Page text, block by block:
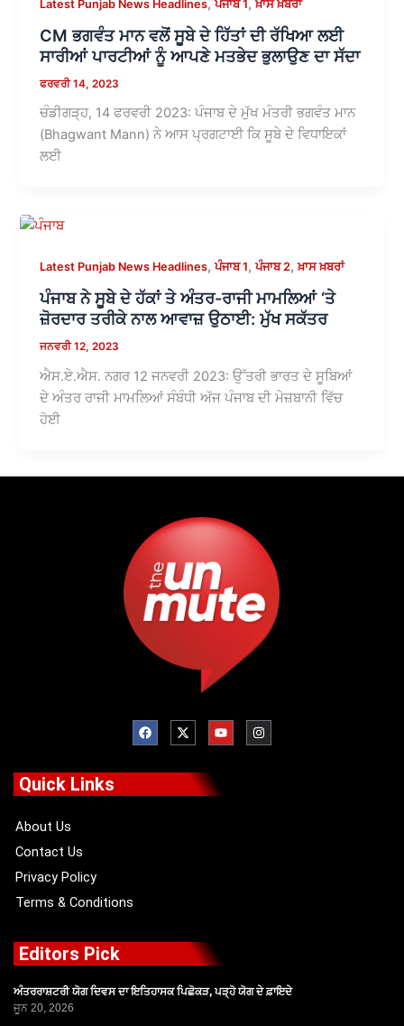
Latest Punjab News Headlines,ਪੰਜਾਬ 1,ਖ਼ਾਸ ਖ਼ਬਰਾਂ
CM ਭਗਵੰਤ ਮਾਨ ਵਲੋਂ ਸੂਬੇ ਦੇ ਹਿੱਤਾਂ ਦੀ ਰੱਖਿਆ ਲਈ
ਸਾਰੀਆਂ ਪਾਰਟੀਆਂ ਨੂੰ ਆਪਣੇ ਮਤਭੇਦ ਭੁਲਾਉਣ ਦਾ ਸੱਦਾ
ਫਰਵਰੀ 14, 2023
ਚੰਡੀਗੜ੍ਹ, 14 ਫਰਵਰੀ 2023: ਪੰਜਾਬ ਦੇ ਮੁੱਖ ਮੰਤਰੀ ਭਗਵੰਤ ਮਾਨ
(Bhagwant Mann) ਨੇ ਆਸ ਪ੍ਰਗਟਾਈ ਕਿ ਸੂਬੇ ਦੇ ਵਿਧਾਇਕਾਂ
ਲਈ
Latest Punjab News Headlines,ਪੰਜਾਬ 1,ਪੰਜਾਬ 2,ਖ਼ਾਸ ਖ਼ਬਰਾਂ
ਪੰਜਾਬ ਨੇ ਸੂਬੇ ਦੇ ਹੱਕਾਂ ਤੇ ਅੰਤਰ-ਰਾਜੀ ਮਾਮਲਿਆਂ ‘ਤੇ
ਜ਼ੋਰਦਾਰ ਤਰੀਕੇ ਨਾਲ ਆਵਾਜ਼ ਉਠਾਈ: ਮੁੱਖ ਸਕੱਤਰ
ਜਨਵਰੀ 12, 2023
ਐਸ.ਏ.ਐਸ. ਨਗਰ 12 ਜਨਵਰੀ 2023: ਉੱਤਰੀ ਭਾਰਤ ਦੇ ਸੂਬਿਆਂ
ਦੇ ਅੰਤਰ ਰਾਜੀ ਮਾਮਲਿਆਂ ਸੰਬੰਧੀ ਅੱਜ ਪੰਜਾਬ ਦੀ ਮੇਜ਼ਬਾਨੀ ਵਿੱਚ
ਹੋਈ
a
c
-
t
o
u
e
n
s
Quick Links
About Us
Contact Us
Privacy Policy
Terms & Conditions
Editors Pick
ਅੰਤਰਰਾਸ਼ਟਰੀ ਯੋਗ ਦਿਵਸ ਦਾ ਇਤਿਹਾਸਕ ਪਿਛੋਕੜ, ਪੜ੍ਹੋ ਯੋਗ ਦੇ ਫ਼ਾਇਦੇ
ਜੂਨ 20, 2026